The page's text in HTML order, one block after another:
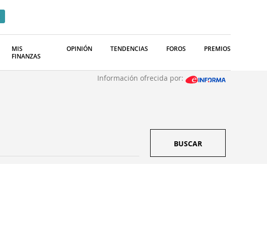
MIS
FINANZAS
OPINIÓN TENDENCIAS FOROS PREMIOS
Información ofrecida por:
BUSCAR